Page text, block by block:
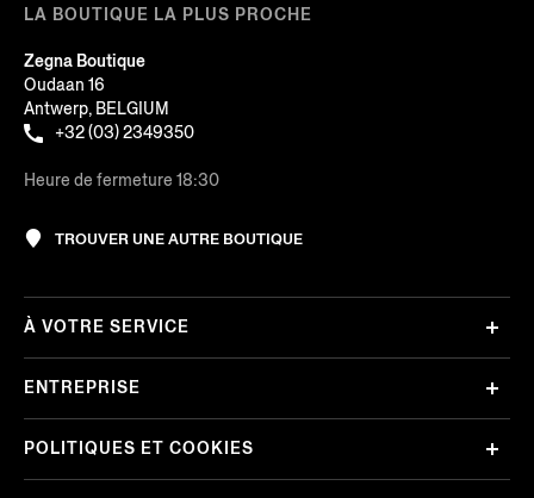
LA BOUTIQUE LA PLUS PROCHE
Zegna Boutique
Oudaan 16
Antwerp, BELGIUM
+32 (03) 2349350
Heure de fermeture 18:30
TROUVER UNE AUTRE BOUTIQUE
À VOTRE SERVICE
ENTREPRISE
POLITIQUES ET COOKIES